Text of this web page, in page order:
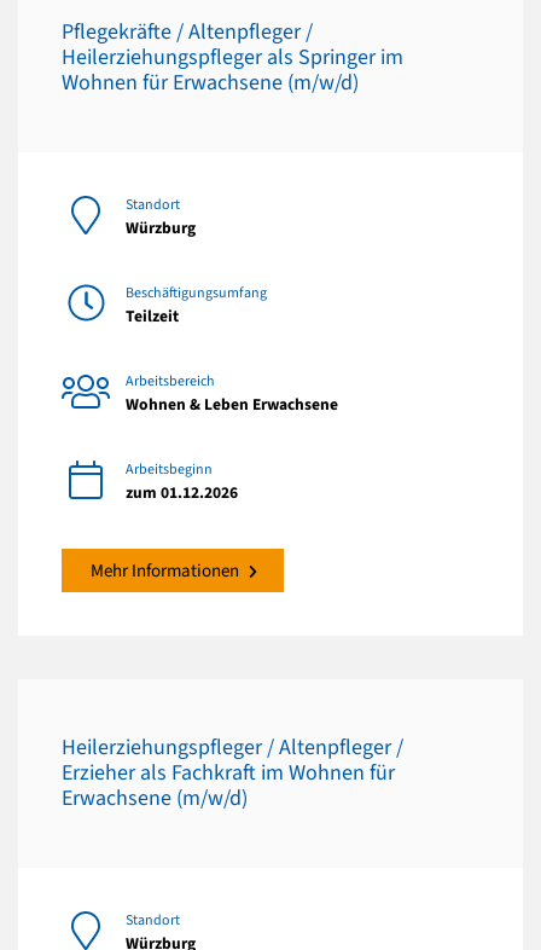
Pflegekräfte / Altenpfleger /
Heilerziehungspfleger als Springer im
Wohnen für Erwachsene (m/w/d)
Standort
Würzburg
Beschäftigungsumfang
Teilzeit
Arbeitsbereich
Wohnen & Leben Erwachsene
Arbeitsbeginn
zum 01.12.2026
Mehr Informationen
Heilerziehungspfleger / Altenpfleger /
Erzieher als Fachkraft im Wohnen für
Erwachsene (m/w/d)
Standort
Würzburg